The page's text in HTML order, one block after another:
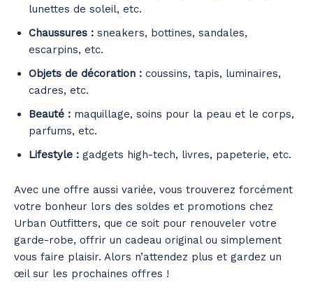
lunettes de soleil, etc.
Chaussures : sneakers, bottines, sandales,
escarpins, etc.
Objets de décoration : coussins, tapis, luminaires,
cadres, etc.
Beauté : maquillage, soins pour la peau et le corps,
parfums, etc.
Lifestyle : gadgets high-tech, livres, papeterie, etc.
Avec une offre aussi variée, vous trouverez forcément
votre bonheur lors des soldes et promotions chez
Urban Outfitters, que ce soit pour renouveler votre
garde-robe, offrir un cadeau original ou simplement
vous faire plaisir. Alors n’attendez plus et gardez un
œil sur les prochaines offres !